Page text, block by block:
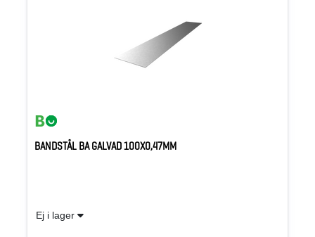
BANDSTÅL BA GALVAD 100X0,47MM
Ej i lager